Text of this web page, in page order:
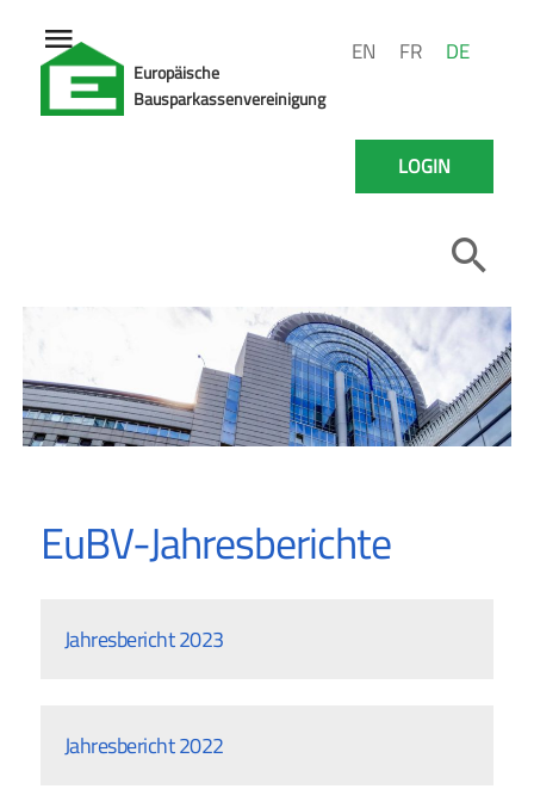
Europäische
Bausparkassenvereinigung
EN FR DE
LOGIN
EuBV-Jahresberichte
Jahresbericht 2023
Jahresbericht 2022